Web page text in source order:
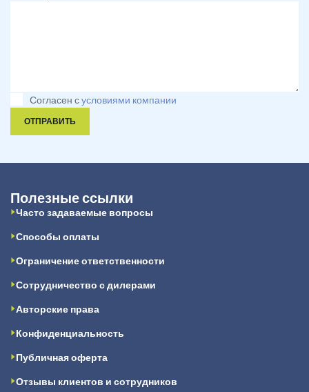
Согласен сусловиями компании
ОТПРАВИТЬ
Полезные ссылки
Часто задаваемые вопросы
Способы оплаты
Ограничение ответственности
Сотрудничество с дилерами
Авторские права
Конфиденциальность
Публичная оферта
Отзывы клиентов и сотрудников